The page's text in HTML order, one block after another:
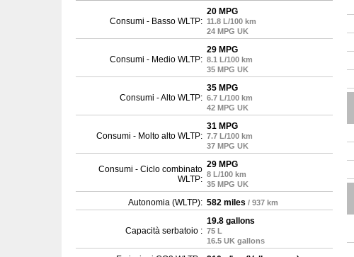
Consumi - Basso WLTP:
20 MPG
11.8 L/100 km
24 MPG UK
Consumi - Medio WLTP:
29 MPG
8.1 L/100 km
35 MPG UK
Consumi - Alto WLTP:
35 MPG
6.7 L/100 km
42 MPG UK
Consumi - Molto alto WLTP:
31 MPG
7.7 L/100 km
37 MPG UK
Consumi - Ciclo combinato
WLTP:
29 MPG
8 L/100 km
35 MPG UK
Autonomia (WLTP): 582 miles / 937 km
Capacità serbatoio :
19.8 gallons
75 L
16.5 UK gallons